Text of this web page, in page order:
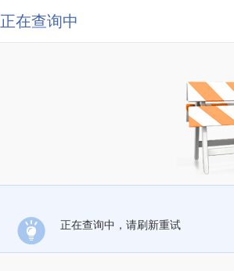
正在查询中
正在查询中，请刷新重试